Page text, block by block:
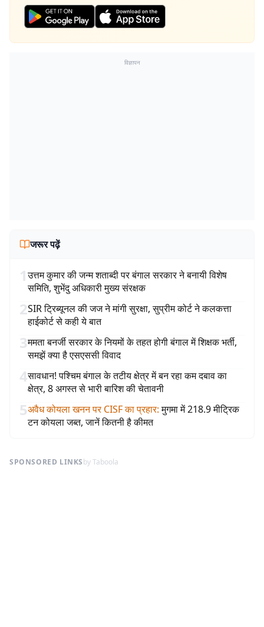
विज्ञापन
जरूर पढ़ें
1उत्तम कुमार की जन्म शताब्दी पर बंगाल सरकार ने बनायी विशेष
समिति, शुभेंदु अधिकारी मुख्य संरक्षक
2SIR ट्रिब्यूनल की जज ने मांगी सुरक्षा, सुप्रीम कोर्ट ने कलकत्ता
हाईकोर्ट से कही ये बात
3ममता बनर्जी सरकार के नियमों के तहत होगी बंगाल में शिक्षक भर्ती,
समझें क्या है एसएससी विवाद
4सावधान! पश्चिम बंगाल के तटीय क्षेत्र में बन रहा कम दबाव का
क्षेत्र, 8 अगस्त से भारी बारिश की चेतावनी
5अवैध कोयला खनन पर CISF का प्रहार: मुगमा में 218.9 मीट्रिक
टन कोयला जब्त, जानें कितनी है कीमत
SPONSORED LINKSby Taboola